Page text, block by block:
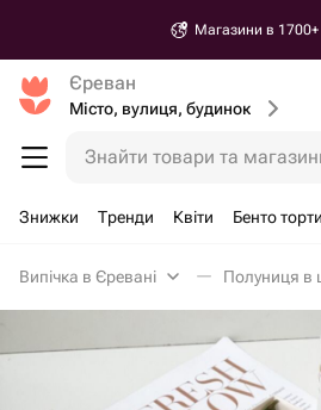
Магазини в 1700+
Єреван
Місто, вулиця, будинок
Знайти товари та
Знижки Тренди Квіти Бенто торти
Випічка в Єревані Полуниця в